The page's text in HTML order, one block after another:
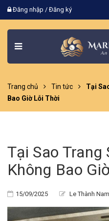
Đăng nhập / Đăng ký
Trang chủ Tin tức
Tại
Bao Giờ Lỗi Thời
Tại Sao Trang
Không Bao
15/09/2025 Le Thành Nam